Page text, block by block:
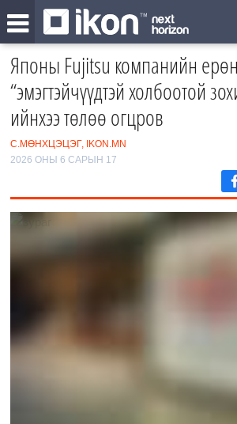
Японы Fujitsu компанийн
“эмэгтэйчүүдтэй холбоотой
ийнхээ төлөө огцров
С.МӨНХЦЭЦЭГ, IKON.MN
2026 ОНЫ 6 САРЫН 17